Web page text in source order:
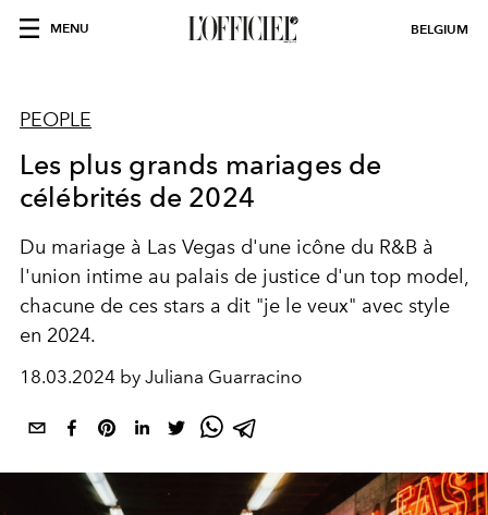
MENU BELGIUM
PEOPLE
Les plus grands mariages de
célébrités de 2024
Du mariage à Las Vegas d'une icône du R&B à
l'union intime au palais de justice d'un top model,
chacune de ces stars a dit "je le veux" avec style
en 2024.
18.03.2024 by Juliana Guarracino